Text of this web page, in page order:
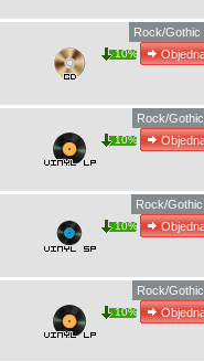
Rock/Gothic
10%
Rock/Gothic
10%
Rock/Gothic
10%
Rock/Gothic
10%